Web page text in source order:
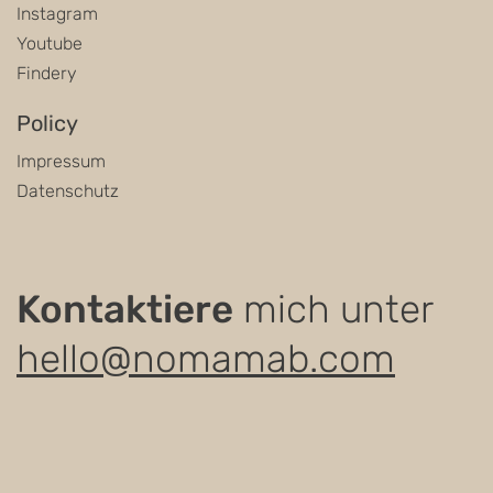
Kontaktiere mich unter
hello@nomamab.com
Instagram
Youtube
Findery
Policy
Impressum
Datenschutz